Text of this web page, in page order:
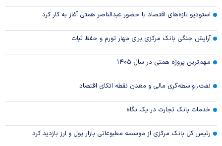
استودیو تازه‌های اقتصاد با حضور عبدالناصر همتی آغاز به کار کرد
آرایش جنگی بانک مرکزی برای مهار تورم و حفظ ثبات
مهم‌ترین پروژه همتی در سال ۱۴۰۵
نفت، واسطه‌گری مالی و معدن نقطه اتکای اقتصاد
خدمات بانک تجارت در یک نگاه
رئیس کل بانک مرکزی از موسسه مطبوعاتی بازار پول و ارز بازدید کرد